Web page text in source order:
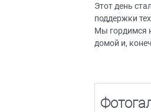
Этот день
поддержки
Мы гордимся
домой и,